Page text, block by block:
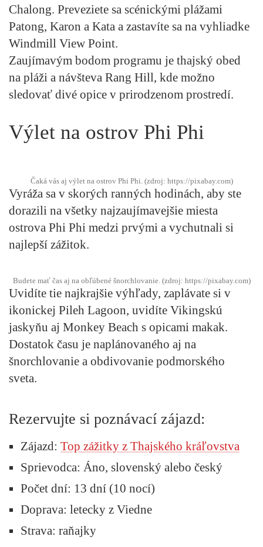
Chalong. Preveziete sa scénickými plážami
Patong, Karon a Kata a zastavíte sa na vyhliadke
Windmill View Point.
Zaujímavým bodom programu je thajský obed
na pláži a návšteva Rang Hill, kde možno
sledovať divé opice v prirodzenom prostredí.
Výlet na ostrov Phi Phi
Čaká vás aj výlet na ostrov Phi Phi. (zdroj: https://pixabay.com)
Vyráža sa v skorých ranných hodinách, aby ste
dorazili na všetky najzaujímavejšie miesta
ostrova Phi Phi medzi prvými a vychutnali si
najlepší zážitok.
Budete mať čas aj na obľúbené šnorchlovanie. (zdroj: https://pixabay.com)
Uvidíte tie najkrajšie výhľady, zaplávate si v
ikonickej Pileh Lagoon, uvidíte Vikingskú
jaskyňu aj Monkey Beach s opicami makak.
Dostatok času je naplánovaného aj na
šnorchlovanie a obdivovanie podmorského
sveta.
Rezervujte si poznávací zájazd:
Zájazd: Top zážitky z Thajského kráľovstva
Sprievodca: Áno, slovenský alebo český
Počet dní: 13 dní (10 nocí)
Doprava: letecky z Viedne
Strava: raňajky